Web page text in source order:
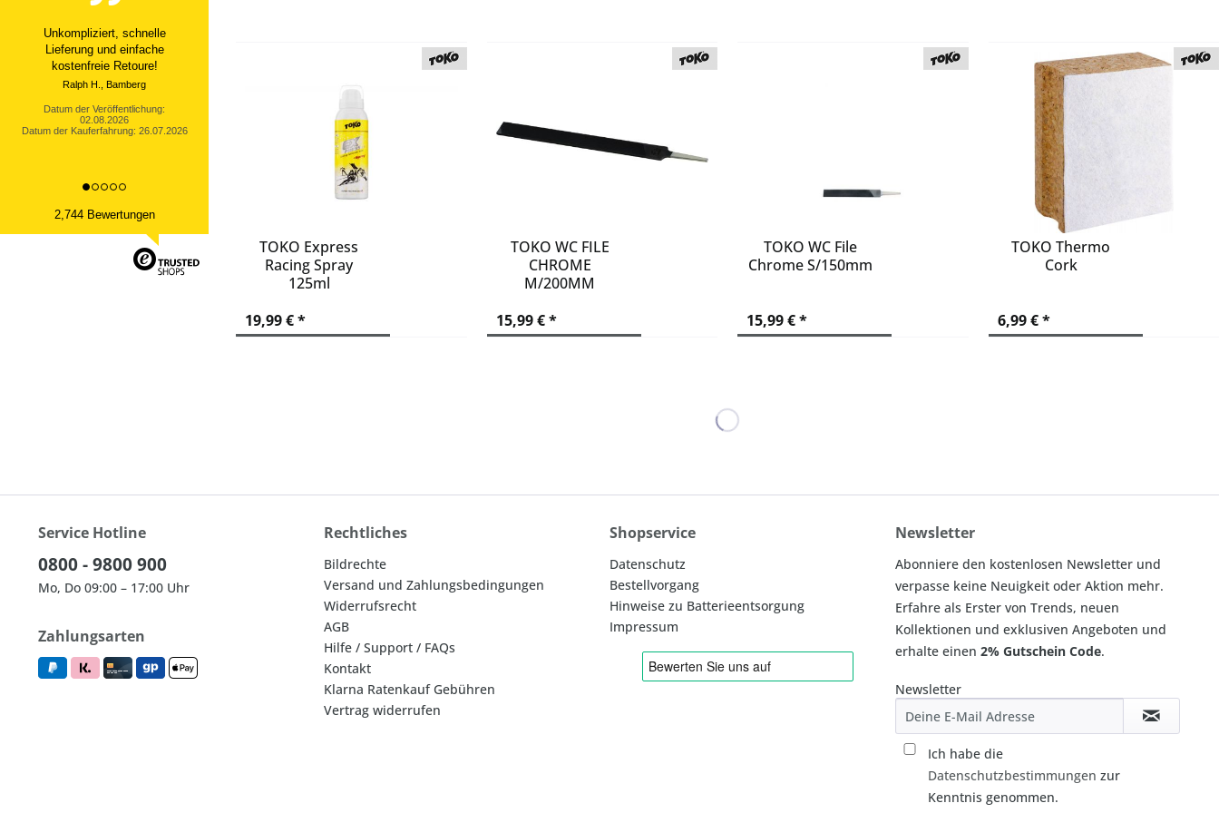
Ware sehr gut, schneller
Versand, bei mir hat alles
geklappt
Datum der Veröffentlichung:
02.08.2026
Datum der Kauferfahrung: 25.07.2026
2,744 Bewertungen
ONE WAY
PRODECON
ROSSIGNOL
RUBENA
SALOMON
SCOTT
SHERWOOD
TECNICA
TECNOPRO
TOKO
TUBBS
TYROLIA
UVEX
VAUDE
VÖLKL
2
M
S/M
XL
XXL
105
127
128
140
149
156
TOKO Express
Racing Spray
125ml
19,99 € *
TOKO WC FILE
CHROME
M/200MM
15,99 € *
TOKO WC File
Chrome S/150mm
15,99 € *
TOKO Thermo
Cork
6,99 € *
Service Hotline
0800 - 9800 900
Mo, Do 09:00 – 17:00 Uhr
Zahlungsarten
Rechtliches
Bildrechte
Versand und Zahlungsbedingungen
Widerrufsrecht
AGB
Hilfe / Support / FAQs
Kontakt
Klarna Ratenkauf Gebühren
Vertrag widerrufen
Shopservice
Datenschutz
Bestellvorgang
Hinweise zu Batterieentsorgung
Impressum
Newsletter
Abonniere den kostenlosen Newsletter und
verpasse keine Neuigkeit oder Aktion mehr.
Erfahre als Erster von Trends, neuen
Kollektionen und exklusiven Angeboten und
erhalte einen 2% Gutschein Code.
Newsletter
Ich habe die
Datenschutzbestimmungen zur
Kenntnis genommen.